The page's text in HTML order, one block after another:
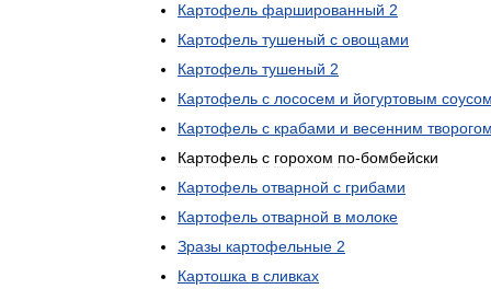
Картофель фаршированный 2
Картофель тушеный с овощами
Картофель тушеный 2
Картофель с лососем и йогуртовым соусом
Картофель с крабами и весенним творогом
Картофель с горохом по-бомбейски
Картофель отварной с грибами
Картофель отварной в молоке
Зразы картофельные 2
Картошка в сливках